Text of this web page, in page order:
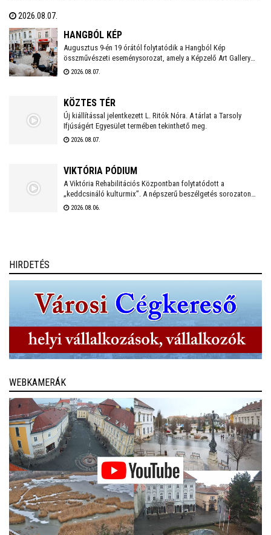
Iskola végzős diákjainak fellépése nyitotta. Itt és a Szent István
Király Múzeum Díszudvarán szombaton és vasárnap este is
ingyenes koncertek várják a fehérváriakat és minden kedves
vendéget.
2026.08.07.
HANGBÓL KÉP
Augusztus 9-én 19 órától folytatódik a Hangból Kép
összművészeti eseménysorozat, amely a Képzelő Art Gallery
művészeti közösségéhez kapcsolódó kezdeményezésként,
2026.08.07.
KÖZTES TÉR
Új kiállítással jelentkezett L. Ritók Nóra. A tárlat a Tarsoly
Ifjúságért Egyesület termében tekinthető meg.
2026.08.07.
VIKTÓRIA PÓDIUM
A Viktória Rehabilitációs Központban folytatódott a
„keddcsináló kulturmix”. A népszerű beszélgetés sorozaton
ezúttal is kivételes vendégek tisztelték meg a Viktória Pódium
2026.08.06.
HIRDETÉS
WEBKAMERÁK